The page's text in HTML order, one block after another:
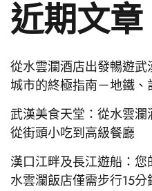
近期文章
從水雲瀾酒店出發暢遊
城市的終極指南－地鐵、
武漢美食天堂：從水雲
從街頭小吃到高級餐廳
漢口江畔及長江遊船：
水雲瀾飯店僅需步行15分